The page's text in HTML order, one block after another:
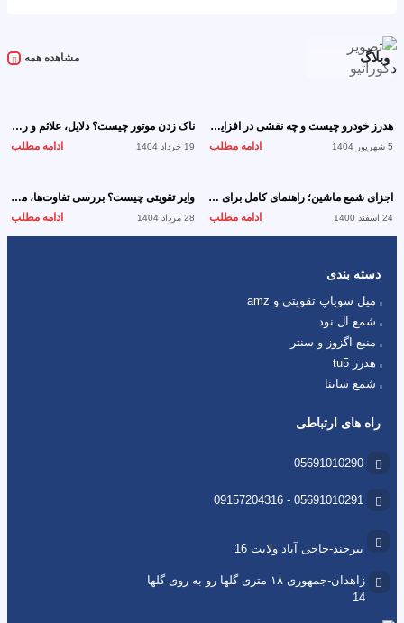
وبلاگ مشاهده همه
هدرز خودرو چیست و چه نقشی در افزایش قدرت موتور دارد؟
5 شهریور 1404 ادامه مطلب
ناک زدن موتور چیست؟ دلایل، علائم و روش‌های جلوگیری از آسیب جدی موتور
19 خرداد 1404 ادامه مطلب
اجزای شمع ماشین؛ راهنمای کامل برای شناخت قطعات کلیدی شمع خودرو
24 اسفند 1400 ادامه مطلب
وایر تقویتی چیست؟ بررسی تفاوت‌ها، مزایا و راهنمای خرید بهترین وایر تقویتی
28 مرداد 1404 ادامه مطلب
دسته بندی
میل سوپاپ تقویتی و amz
شمع ال نود
منبع اگزوز و سنتر
هدرز tu5
شمع ساینا
راه های ارتباطی
05691010290
05691010291 - 09157204316
بیرجند-حاجی آباد ولایت 16
زاهدان-جمهوری ۱۸ متری گلها رو به روی گلها
14